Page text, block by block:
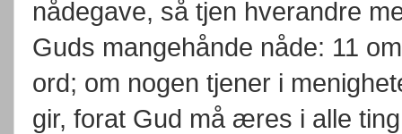
nådegave, så tjen hverandre
Guds mangehånde nåde: 11
ord; om nogen tjener i
gir, forat Gud må æres i alle